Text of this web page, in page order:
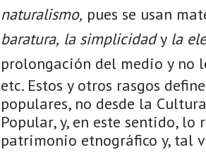
naturalismo, pues se usan
baratura, la simplicidady la
prolongación del medio y no
etc. Estos y otros rasgos
populares, no desde la
Popular, y, en este sentido,
patrimonio etnográfico y, tal